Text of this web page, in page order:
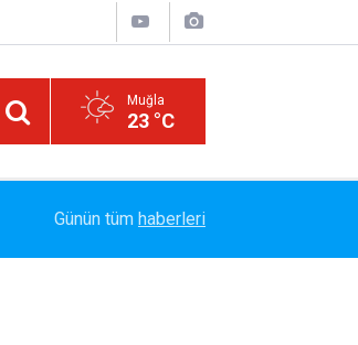
Muğla
23 °C
Bayram Arıcı: "Biz Bir Aileyiz" Anlayışıyla 12
Günün tüm haberleri